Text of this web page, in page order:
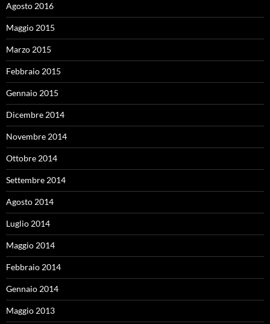
Agosto 2016
Maggio 2015
Marzo 2015
Febbraio 2015
Gennaio 2015
Dicembre 2014
Novembre 2014
Ottobre 2014
Settembre 2014
Agosto 2014
Luglio 2014
Maggio 2014
Febbraio 2014
Gennaio 2014
Maggio 2013